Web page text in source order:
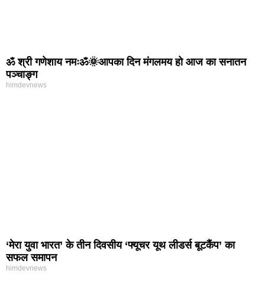
ॐ श्री गणेशाय नमःॐ🌞आपका दिन मंगलमय हो आज का सनातन
पञ्चाङ्ग
himdevnews
‘मेरा युवा भारत’ के तीन दिवसीय ‘फ्यूचर यूथ लीडर्स बूटकैंप’ का
सफल समापन
himdevnews